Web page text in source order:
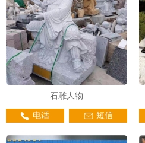
石雕人物
电话 短信